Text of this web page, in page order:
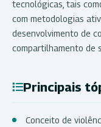
tecnológicas, tais
com metodologias
desenvolvimento de
compartilhamento de
Principais
Conceito de